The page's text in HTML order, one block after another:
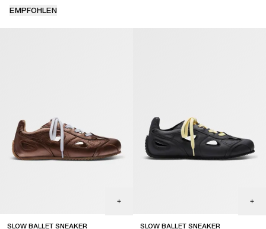
EMPFOHLEN
SLOW BALLET SNEAKER SLOW BALLET SNEAKER